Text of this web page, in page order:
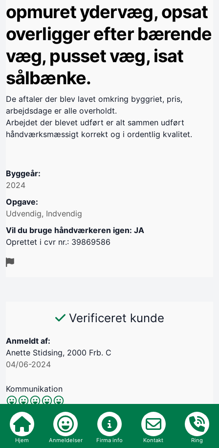
opmuret ydervæg, opsat
overligger efter bærende
væg, pusset væg, isat
sålbænke.
De aftaler der blev lavet omkring byggriet, pris,
arbejdsdage er alle overholdt.
Arbejdet der blevet udført er alt sammen udført
håndværksmæssigt korrekt og i ordentlig kvalitet.
Byggeår:
2024
Opgave:
Udvendig, Indvendig
Vil du bruge håndværkeren igen: JA
Oprettet i cvr nr.: 39869586
Verificeret kunde
Anmeldt af:
Anette Stidsing, 2000 Frb. C
04/06-2024
Kommunikation
Aftale
Pris jfr. tilbud
Hjem Anmeldelser Firma info Kontakt Ring